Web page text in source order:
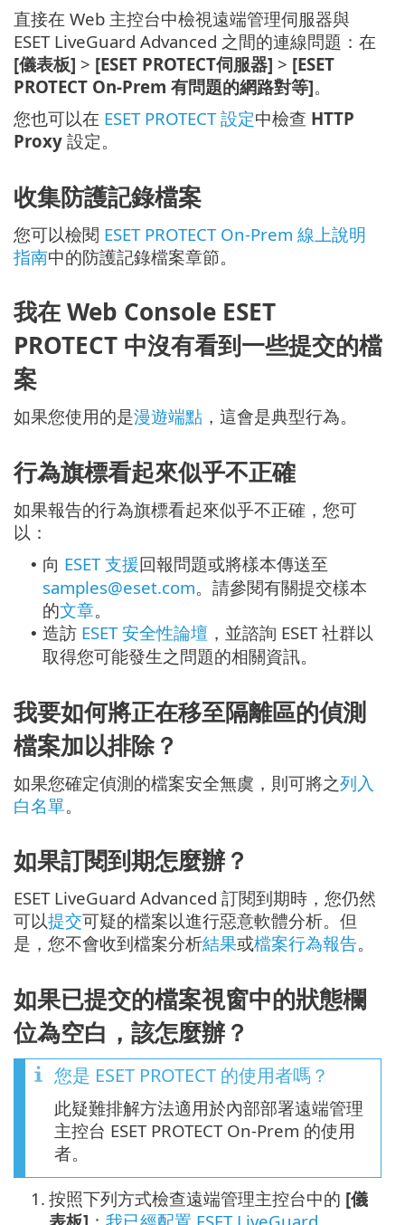
直接在 Web 主控台中檢視遠端管理伺服器與
ESET LiveGuard Advanced 之間的連線問題：在
[儀表板] > [ESET PROTECT伺服器] > [ESET
PROTECT On-Prem 有問題的網路對等]。
您也可以在 ESET PROTECT 設定中檢查 HTTP
Proxy 設定。
收集防護記錄檔案
您可以檢閱 ESET PROTECT On-Prem 線上說明
指南中的防護記錄檔案章節。
我在 Web Console ESET
PROTECT 中沒有看到一些提交的檔
案
如果您使用的是漫遊端點 ，這會是典型行為。
行為旗標看起來似乎不正確
如果報告的行為旗標看起來似乎不正確，您可
以：
• 向 ESET 支援回報問題或將樣本傳送至
samples@eset.com。請參閱有關提交樣本
的文章。
• 造訪 ESET 安全性論壇 ，並諮詢 ESET 社群以
取得您可能發生之問題的相關資訊。
我要如何將正在移至隔離區的偵測
檔案加以排除？
如果您確定偵測的檔案安全無虞，則可將之列入
白名單。
如果訂閱到期怎麼辦？
ESET LiveGuard Advanced 訂閱到期時，您仍然
可以提交可疑的檔案以進行惡意軟體分析。但
是，您不會收到檔案分析結果或檔案行為報告。
如果已提交的檔案視窗中的狀態欄
位為空白，該怎麼辦？
您是 ESET PROTECT 的使用者嗎？
此疑難排解方法適用於內部部署遠端管理
主控台 ESET PROTECT On-Prem 的使用
者。
1. 按照下列方式檢查遠端管理主控台中的 [儀